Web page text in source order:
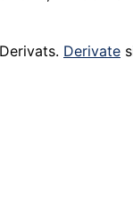
Derivate